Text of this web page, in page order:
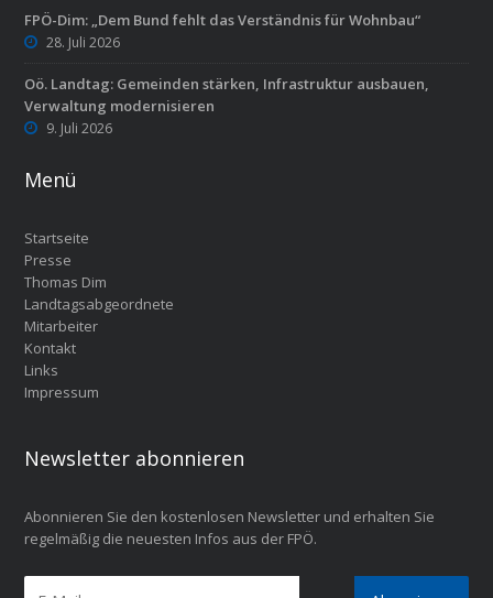
FPÖ-Dim: „Dem Bund fehlt das Verständnis für Wohnbau“
28. Juli 2026
Oö. Landtag: Gemeinden stärken, Infrastruktur ausbauen,
Verwaltung modernisieren
9. Juli 2026
Menü
Startseite
Presse
Thomas Dim
Landtagsabgeordnete
Mitarbeiter
Kontakt
Links
Impressum
Newsletter abonnieren
Abonnieren Sie den kostenlosen Newsletter und erhalten Sie
regelmäßig die neuesten Infos aus der FPÖ.